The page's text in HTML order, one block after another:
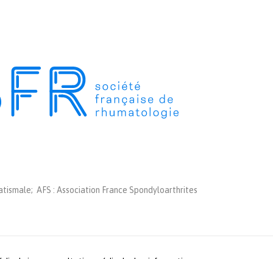
AFS : Association France Spondyloarthrites